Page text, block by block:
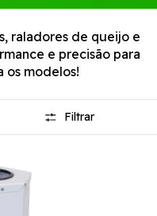
raladores de queijo e
e precisão para
os modelos!
Filtrar